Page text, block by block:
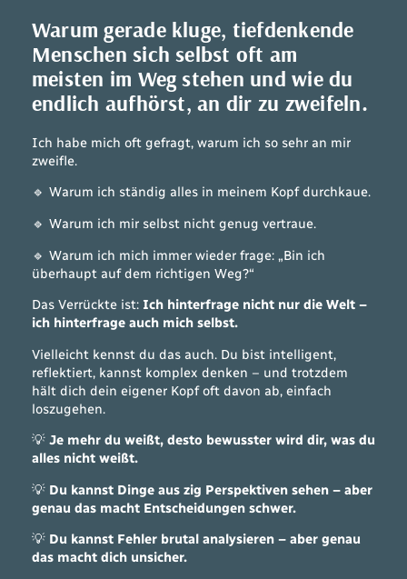
Warum gerade kluge, tiefdenkende
Menschen sich selbst oft am
meisten im Weg stehen und wie du
endlich aufhörst, an dir zu zweifeln.
Ich habe mich oft gefragt, warum ich so sehr an mir
zweifle.
🔹 Warum ich ständig alles in meinem Kopf durchkaue.
🔹 Warum ich mir selbst nicht genug vertraue.
🔹 Warum ich mich immer wieder frage: „Bin ich
überhaupt auf dem richtigen Weg?“
Das Verrückte ist: Ich hinterfrage nicht nur die Welt –
ich hinterfrage auch mich selbst.
Vielleicht kennst du das auch. Du bist intelligent,
reflektiert, kannst komplex denken – und trotzdem
hält dich dein eigener Kopf oft davon ab, einfach
loszugehen.
💡 Je mehr du weißt, desto bewusster wird dir, was du
alles nicht weißt.
💡 Du kannst Dinge aus zig Perspektiven sehen – aber
genau das macht Entscheidungen schwer.
💡 Du kannst Fehler brutal analysieren – aber genau
das macht dich unsicher.